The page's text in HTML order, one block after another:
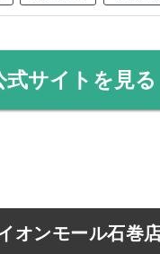
式サイトを見る
オンモール石巻